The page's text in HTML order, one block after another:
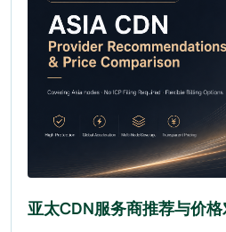
亚太CDN服务商推荐与价格